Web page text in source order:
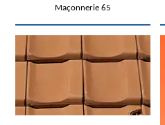
Maçonnerie 65